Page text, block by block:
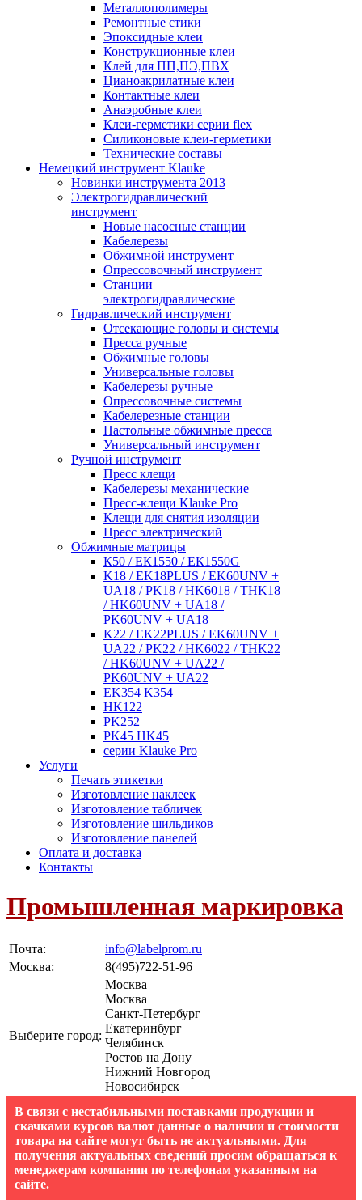
Металлополимеры
Ремонтные стики
Эпоксидные клеи
Конструкционные клеи
Клей для ПП,ПЭ,ПВХ
Цианоакрилатные клеи
Контактные клеи
Анаэробные клеи
Клеи-герметики серии flex
Силиконовые клеи-герметики
Технические составы
Немецкий инструмент Klauke
Новинки инструмента 2013
Электрогидравлический
инструмент
Новые насосные станции
Кабелерезы
Обжимной инструмент
Опрессовочный инструмент
Станции
электрогидравлические
Гидравлический инструмент
Отсекающие головы и системы
Пресса ручные
Обжимные головы
Универсальные головы
Кабелерезы ручные
Опрессовочные системы
Кабелерезные станции
Настольные обжимные пресса
Универсальный инструмент
Ручной инструмент
Пресс клещи
Кабелерезы механические
Пресс-клещи Klauke Pro
Клещи для снятия изоляции
Пресс электрический
Обжимные матрицы
К50 / ЕК1550 / ЕК1550G
K18 / EK18PLUS / EK60UNV +
UA18 / PK18 / HK6018 / THK18
/ HK60UNV + UA18 /
PK60UNV + UA18
K22 / EK22PLUS / EK60UNV +
UA22 / PK22 / HK6022 / THK22
/ HK60UNV + UA22 /
PK60UNV + UA22
EK354 K354
HK122
PK252
PK45 HK45
серии Klauke Pro
Услуги
Печать этикетки
Изготовление наклеек
Изготовление табличек
Изготовление шильдиков
Изготовление панелей
Оплата и доставка
Контакты
Промышленная маркировка
Почта:
info@labelprom.ru
Москва: 8(495)722-51-96
Выберите город:
Москва
Москва
Санкт-Петербург
Екатеринбург
Челябинск
Ростов на Дону
Нижний Новгород
Новосибирск
В связи с нестабильными поставками продукции и
скачками курсов валют данные о наличии и стоимости
товара на сайте могут быть не актуальными. Для
получения актуальных сведений просим обращаться к
менеджерам компании по телефонам указанным на
сайте.